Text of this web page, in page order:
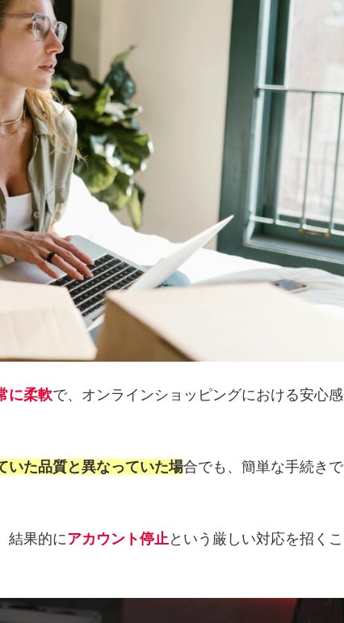
に柔軟で、オンラインショッピングにおける安心感
いた品質と異なっていた場合でも、簡単な手続きで
結果的にアカウント停止 という厳しい対応を招くこ